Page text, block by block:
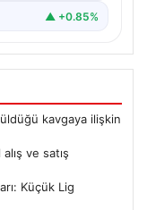
▲ +0.85%
kavgaya ilişkin
ve satış
Küçük Lig